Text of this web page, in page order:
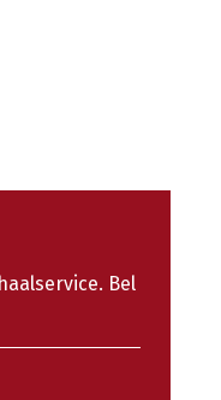
Bel